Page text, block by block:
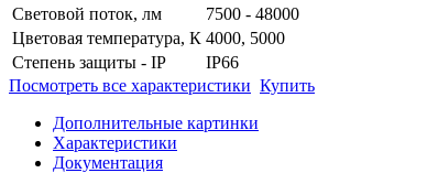
Световой поток, лм
7500 - 48000
Цветовая температура, К 4000, 5000
Степень защиты - IP
IP66
Посмотреть все характеристики Купить
Дополнительные картинки
Характеристики
Документация